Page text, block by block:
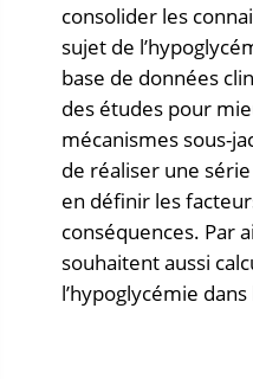
consolider les
sujet de
base de données
des études pour
mécanismes sous-
de réaliser une
en définir les
conséquences. Par
souhaitent aussi
l’hypoglycémie